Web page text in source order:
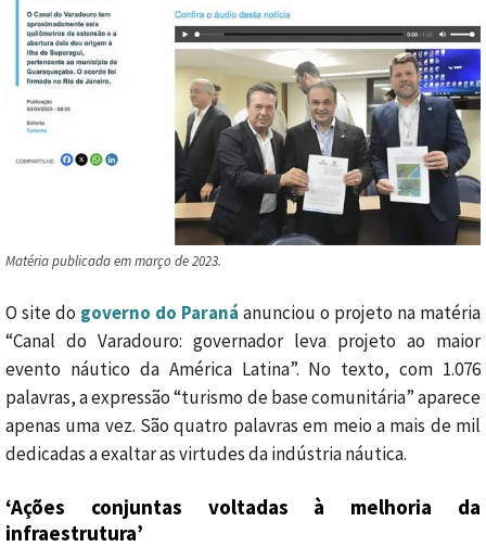
Matéria publicada em março de 2023.
O site do governo do Paraná anunciou o projeto na matéria
“Canal do Varadouro: governador leva projeto ao maior
evento náutico da América Latina”. No texto, com 1.076
palavras, a expressão “turismo de base comunitária” aparece
apenas uma vez. São quatro palavras em meio a mais de mil
dedicadas a exaltar as virtudes da indústria náutica.
‘Ações conjuntas voltadas à melhoria da
infraestrutura’